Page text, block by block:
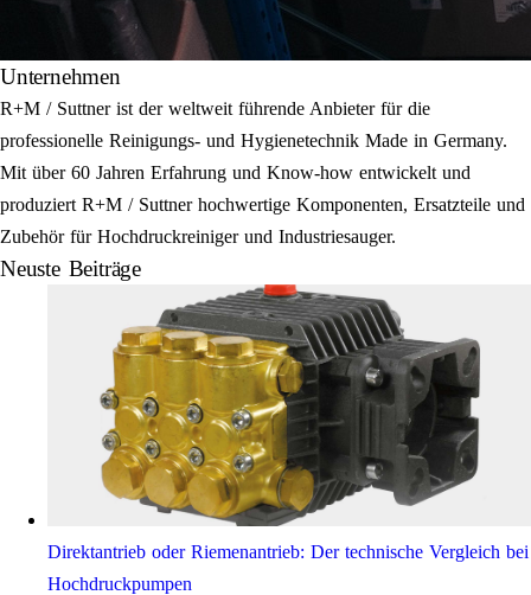
Unternehmen
R+M / Suttner ist der weltweit führende Anbieter für die
professionelle Reinigungs- und Hygienetechnik Made in Germany.
Mit über 60 Jahren Erfahrung und Know-how entwickelt und
produziert R+M / Suttner hochwertige Komponenten, Ersatzteile und
Zubehör für Hochdruckreiniger und Industriesauger.
Neuste Beiträge
Direktantrieb oder Riemenantrieb: Der technische Vergleich bei
Hochdruckpumpen